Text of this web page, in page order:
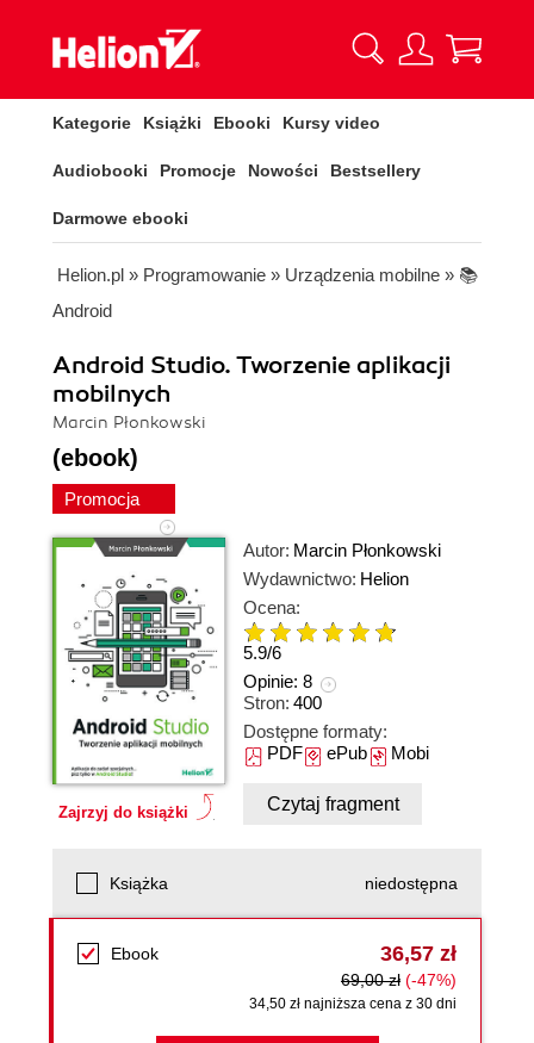
Kategorie Książki Ebooki Kursy video
Audiobooki Promocje Nowości Bestsellery
Darmowe ebooki
Helion.pl » Programowanie » Urządzenia mobilne » 📚
Android
Android Studio. Tworzenie aplikacji
mobilnych
Marcin Płonkowski
(ebook)
Promocja
Zajrzyj do książki
Autor: Marcin Płonkowski
Wydawnictwo: Helion
Ocena:
5.9/6
Opinie: 8
Stron: 400
Dostępne formaty:
PDFePubMobi
Czytaj fragment
Książka niedostępna
Ebook 36,57 zł
69,00 zł (-47%)
34,50 zł najniższa cena z 30 dni